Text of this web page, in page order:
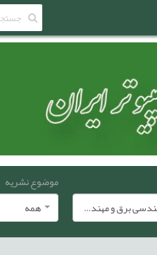
فصلنامه مهندسی برق و مهندسی کامپيوتر ايران
موضوع نشریه
همه